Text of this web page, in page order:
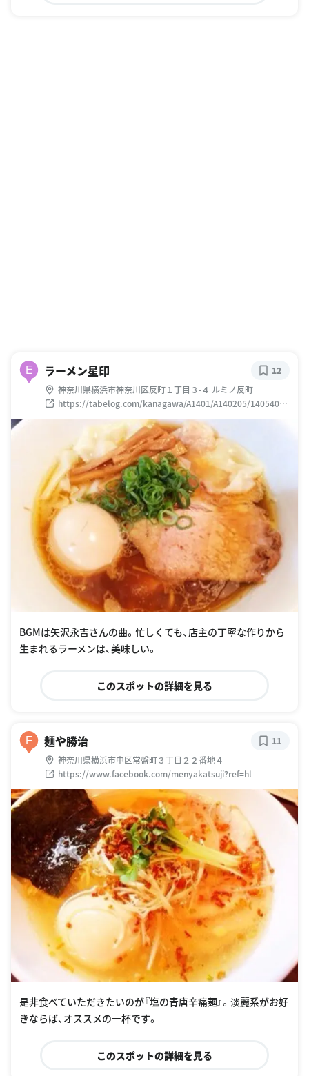
E ラーメン星印
神奈川県横浜市神奈川区反町１丁目３-４ ルミノ反町
https://tabelog.com/kanagawa/A1401/A140205/14054005
/
12
BGMは矢沢永吉さんの曲。忙しくても、店主の丁寧な作りから
生まれるラーメンは、美味しい。
このスポットの詳細を見る
F 麺や勝治
神奈川県横浜市中区常盤町３丁目２２番地４
https://www.facebook.com/menyakatsuji?ref=hl
11
是非食べていただきたいのが『塩の青唐辛痛麺』。淡麗系がお好
きならば、オススメの一杯です。
このスポットの詳細を見る